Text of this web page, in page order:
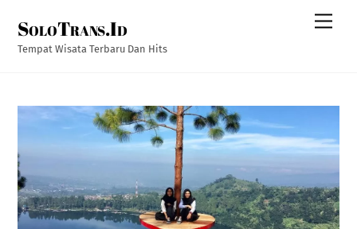
content
SoloTrans.Id
Tempat Wisata Terbaru Dan Hits